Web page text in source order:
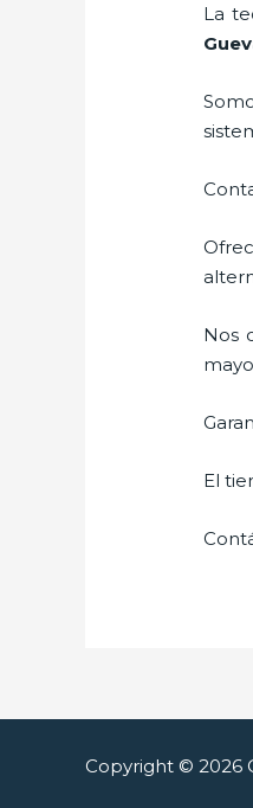
La
Nos
El
Copyright © 2026